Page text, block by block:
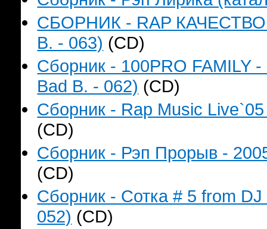
СБОРНИК - RAP КАЧЕСТВО
B. - 063) (CD)
Сборник - 100PRO FAMILY
Bad B. - 062) (CD)
Сборник - Rap Music
(CD)
Сборник - Рэп Прорыв -
(CD)
Сборник - Сотка # 5 from
052) (CD)